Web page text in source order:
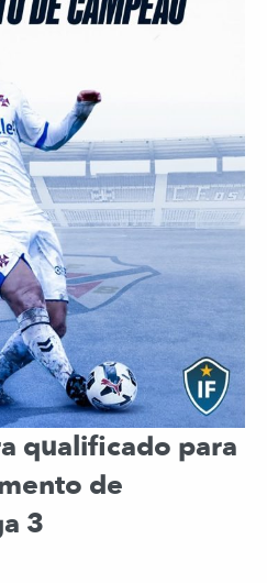
qualificado para
de
3